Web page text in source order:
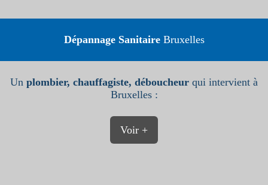
Dépannage SanitaireBruxelles
Un plombier, chauffagiste, déboucheur qui intervient à
Bruxelles :
Voir +